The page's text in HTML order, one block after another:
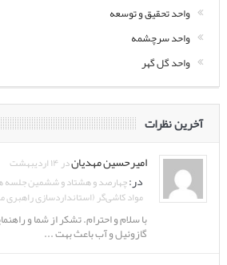
واحد تحقیق و توسعه
واحد سرچشمه
واحد گل گهر
آخرین نظرات
امیرحسین مهدیاندر ۱۴ اردیبهشت
در:چهارصد و هشتاد و ششمین جلسه
مواد کاشی‌گر (استانداردسازی راهبری
با سلام و احترام. تشکر از شما و
گازوئیل و آب باعث بهت ...